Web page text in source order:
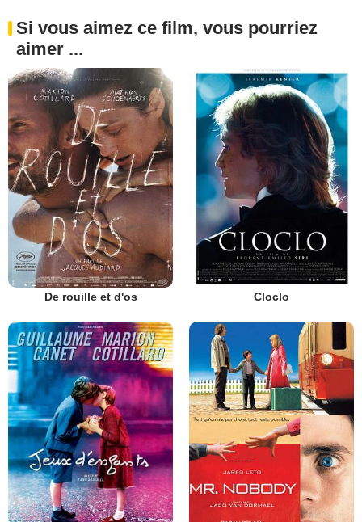
Si vous aimez ce film, vous pourriez
aimer ...
De rouille et d'os Cloclo